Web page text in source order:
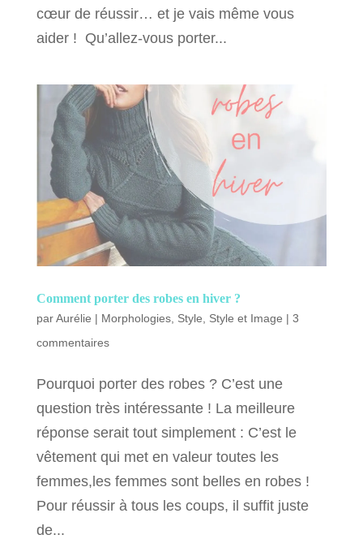
cœur de réussir… et je vais même vous
aider ! Qu’allez-vous porter...
Comment porter des robes en hiver ?
parAurélie | Morphologies, Style Style et Image | 3
commentaires
Pourquoi porter des robes ? C’est une
question très intéressante ! La meilleure
réponse serait tout simplement : C’est le
vêtement qui met en valeur toutes les
femmes,les femmes sont belles en robes !
Pour réussir à tous les coups, il suffit juste
de...